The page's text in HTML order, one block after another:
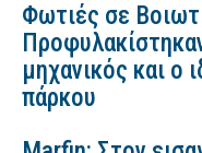
Φωτιές σε
μηχανικός και ο
πάρκου